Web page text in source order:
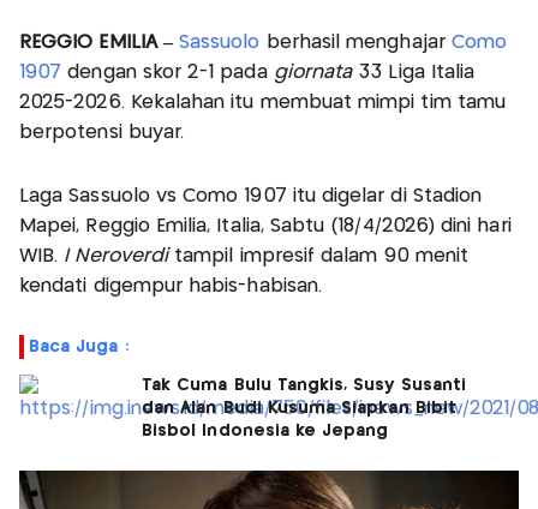
REGGIO EMILIA – Sassuolo berhasil menghajar Como
1907 dengan skor 2-1 pada giornata33 Liga Italia
2025-2026. Kekalahan itu membuat mimpi tim tamu
berpotensi buyar.
Laga Sassuolo vs Como 1907 itu digelar di Stadion
Mapei, Reggio Emilia, Italia, Sabtu (18/4/2026) dini hari
WIB. I Neroverditampil impresif dalam 90 menit
kendati digempur habis-habisan.
Baca Juga :
Tak Cuma Bulu Tangkis, Susy Susanti
dan Alan Budi Kusuma Siapkan Bibit
Bisbol Indonesia ke Jepang